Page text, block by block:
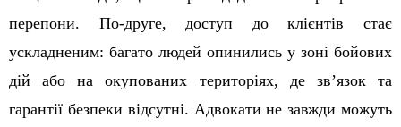
перепони. По-друге, доступ до клієнтів стає
ускладненим: багато людей опинились у зоні бойових
дій або на окупованих територіях, де зв’язок та
гарантії безпеки відсутні. Адвокати не завжди можуть